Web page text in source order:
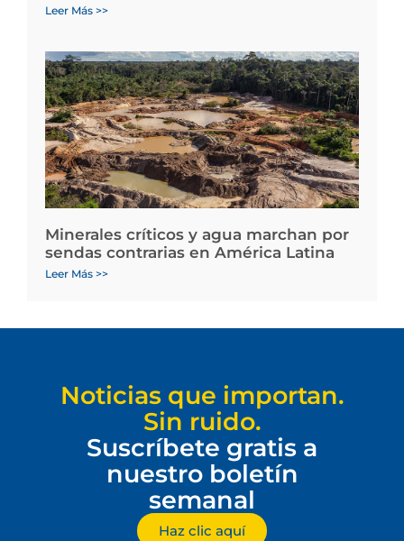
Leer Más >>
Minerales críticos y agua marchan por
sendas contrarias en América Latina
Leer Más >>
Noticias que importan.
Sin ruido.
Suscríbete gratis a
nuestro boletín
semanal
Haz clic aquí